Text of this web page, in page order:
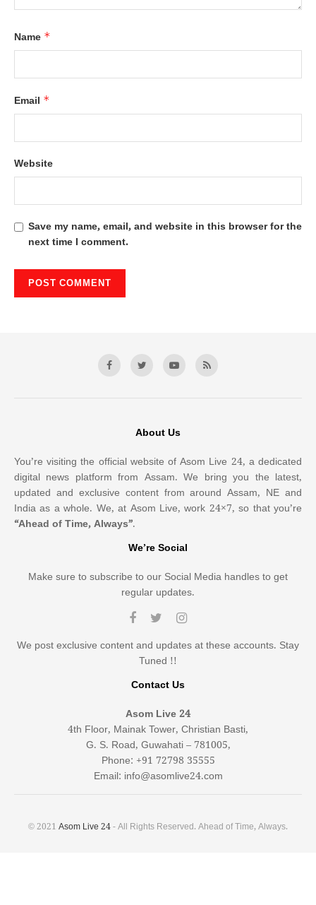
Name *
Email *
Website
Save my name, email, and website in this browser for the
next time I comment.
About Us
You’re visiting the official website of Asom Live 24, a dedicated
digital news platform from Assam. We bring you the latest,
updated and exclusive content from around Assam, NE and
India as a whole. We, at Asom Live, work 24×7, so that you’re
“Ahead of Time, Always”.
We’re Social
Make sure to subscribe to our Social Media handles to get
regular updates.
We post exclusive content and updates at these accounts. Stay
Tuned !!
Contact Us
Asom Live 24
4th Floor, Mainak Tower, Christian Basti,
G. S. Road, Guwahati – 781005,
Phone: +91 72798 35555
Email: info@asomlive24.com
© 2021 Asom Live 24- All Rights Reserved. Ahead of Time, Always.